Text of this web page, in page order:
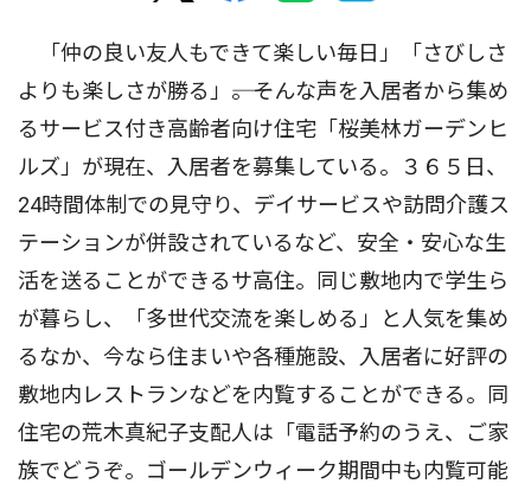
「仲の良い友人もできて楽しい毎日」「さびしさ
よりも楽しさが勝る」――。そんな声を入居者から集め
るサービス付き高齢者向け住宅「桜美林ガーデンヒ
ルズ」が現在、入居者を募集している。３６５日、
24時間体制での見守り、デイサービスや訪問介護ス
テーションが併設されているなど、安全・安心な生
活を送ることができるサ高住。同じ敷地内で学生ら
が暮らし、「多世代交流を楽しめる」と人気を集め
るなか、今なら住まいや各種施設、入居者に好評の
敷地内レストランなどを内覧することができる。同
住宅の荒木真紀子支配人は「電話予約のうえ、ご家
族でどうぞ。ゴールデンウィーク期間中も内覧可能